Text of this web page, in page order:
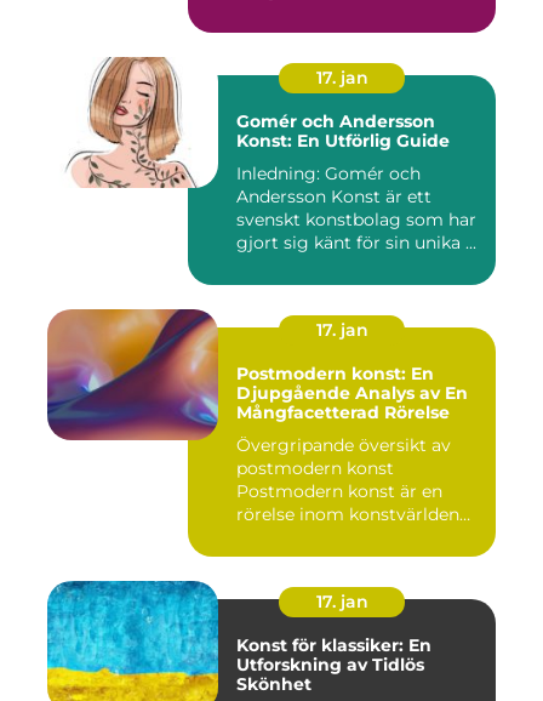
17. jan
Gomér och Andersson
Konst: En Utförlig Guide
Inledning: Gomér och
Andersson Konst är ett
svenskt konstbolag som har
gjort sig känt för sin unika ...
17. jan
Postmodern konst: En
Djupgående Analys av En
Mångfacetterad Rörelse
Övergripande översikt av
postmodern konst
Postmodern konst är en
rörelse inom konstvärlden
17. jan
Konst för klassiker: En
Utforskning av Tidlös
Skönhet